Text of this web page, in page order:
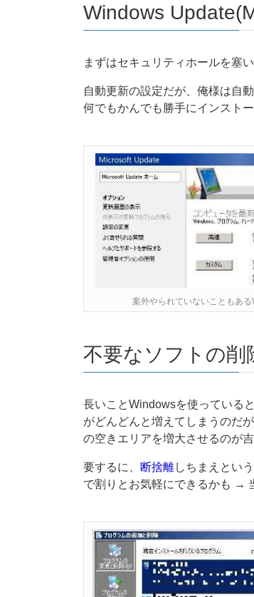
Windows
まずはセキュリティホールを塞
自動更新の設定だが、俺様は自
何でもかんでも勝手にインスト
案外やられていないこともあ
不要なソフトの削
長いことWindowsを使っている
がどんどんと増えてしまうのだ
の空きエリアを増大させるのが吉
要するに、 断捨離しちまえとい
で割りとお気軽にできるかも →